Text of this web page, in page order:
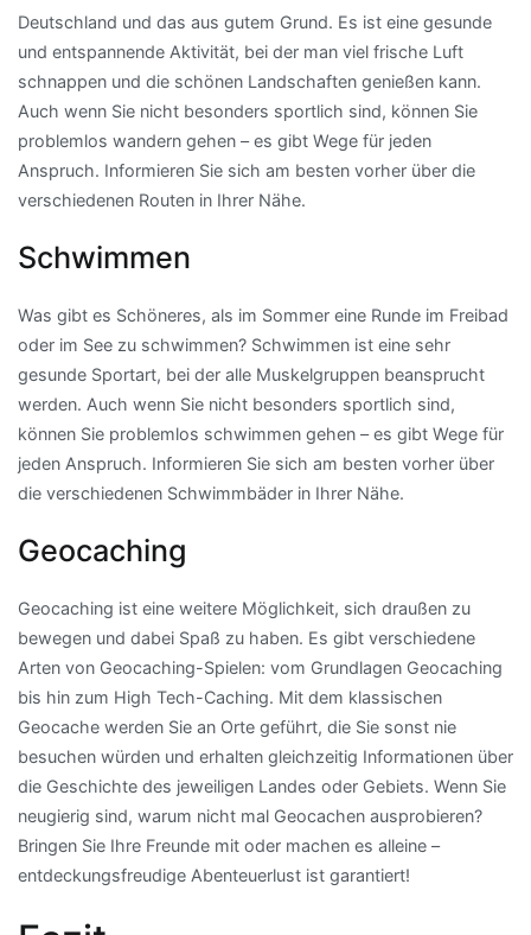
Deutschland und das aus gutem Grund. Es ist eine gesunde
und entspannende Aktivität, bei der man viel frische Luft
schnappen und die schönen Landschaften genießen kann.
Auch wenn Sie nicht besonders sportlich sind, können Sie
problemlos wandern gehen – es gibt Wege für jeden
Anspruch. Informieren Sie sich am besten vorher über die
verschiedenen Routen in Ihrer Nähe.
Schwimmen
Was gibt es Schöneres, als im Sommer eine Runde im Freibad
oder im See zu schwimmen? Schwimmen ist eine sehr
gesunde Sportart, bei der alle Muskelgruppen beansprucht
werden. Auch wenn Sie nicht besonders sportlich sind,
können Sie problemlos schwimmen gehen – es gibt Wege für
jeden Anspruch. Informieren Sie sich am besten vorher über
die verschiedenen Schwimmbäder in Ihrer Nähe.
Geocaching
Geocaching ist eine weitere Möglichkeit, sich draußen zu
bewegen und dabei Spaß zu haben. Es gibt verschiedene
Arten von Geocaching-Spielen: vom Grundlagen Geocaching
bis hin zum High Tech-Caching. Mit dem klassischen
Geocache werden Sie an Orte geführt, die Sie sonst nie
besuchen würden und erhalten gleichzeitig Informationen über
die Geschichte des jeweiligen Landes oder Gebiets. Wenn Sie
neugierig sind, warum nicht mal Geocachen ausprobieren?
Bringen Sie Ihre Freunde mit oder machen es alleine –
entdeckungsfreudige Abenteuerlust ist garantiert!